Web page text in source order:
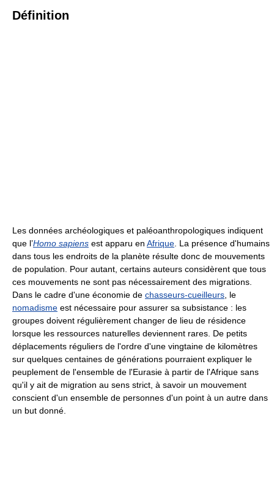
Définition
Les données archéologiques et paléoanthropologiques indiquent
que l’Homo sapiens est apparu en Afrique . La présence d'humains
dans tous les endroits de la planète résulte donc de mouvements
de population. Pour autant, certains auteurs considèrent que tous
ces mouvements ne sont pas nécessairement des migrations.
Dans le cadre d'une économie de chasseurs-cueilleurs , le
nomadisme est nécessaire pour assurer sa subsistance : les
groupes doivent régulièrement changer de lieu de résidence
lorsque les ressources naturelles deviennent rares. De petits
déplacements réguliers de l'ordre d'une vingtaine de kilomètres
sur quelques centaines de générations pourraient expliquer le
peuplement de l'ensemble de l'Eurasie à partir de l'Afrique sans
qu'il y ait de migration au sens strict, à savoir un mouvement
conscient d'un ensemble de personnes d'un point à un autre dans
un but donné.